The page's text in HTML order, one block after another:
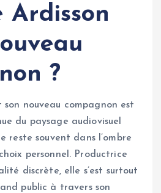
Ardisson
?
nouveau compagnon est
du paysage audiovisuel
reste souvent dans l’ombre
personnel. Productrice
discrète, elle s’est surtout
public à travers son